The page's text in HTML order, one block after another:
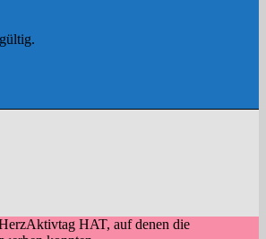
gültig.
HAT, auf denen die